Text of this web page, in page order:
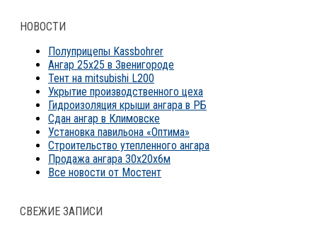
НОВОСТИ
Полуприцепы Kassbohrer
Ангар 25х25 в Звенигороде
Тент на mitsubishi L200
Укрытие производственного цеха
Гидроизоляция крыши ангара в РБ
Сдан ангар в Климовске
Установка павильона «Оптима»
Строительство утепленного ангара
Продажа ангара 30х20х6м
Все новости от Мостент
СВЕЖИЕ ЗАПИСИ